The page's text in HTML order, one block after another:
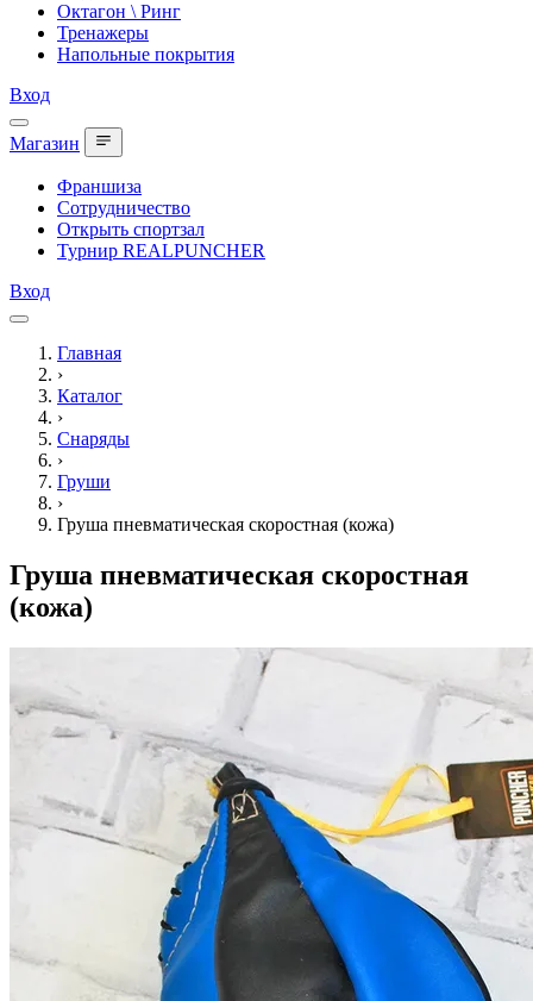
Октагон \ Ринг
Тренажеры
Напольные покрытия
Вход
Магазин
Франшиза
Сотрудничество
Открыть спортзал
Турнир REALPUNCHER
Вход
Главная
›
Каталог
›
Снаряды
›
Груши
›
Груша пневматическая скоростная (кожа)
Груша пневматическая скоростная
(кожа)